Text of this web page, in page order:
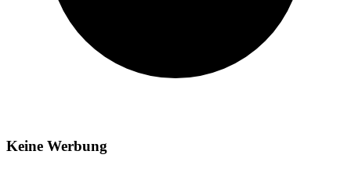
Keine Werbung